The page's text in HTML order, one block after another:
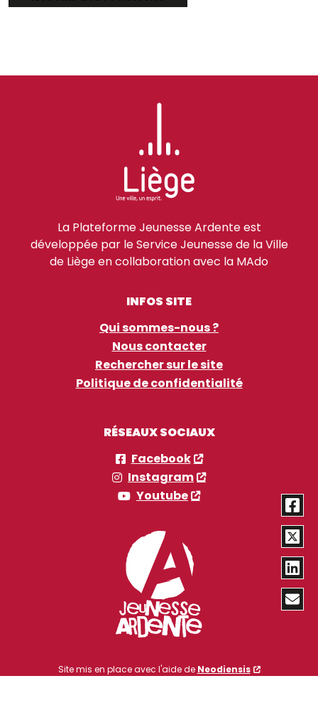
La Plateforme Jeunesse Ardente est
développée par le Service Jeunesse de la Ville
de Liège en collaboration avec la MAdo
INFOS SITE
Qui sommes-nous ?
Nous contacter
Rechercher sur le site
Politique de confidentialité
RÉSEAUX SOCIAUX
Facebook
Instagram
Youtube
Site mis en place avec l'aide de Neodiensis